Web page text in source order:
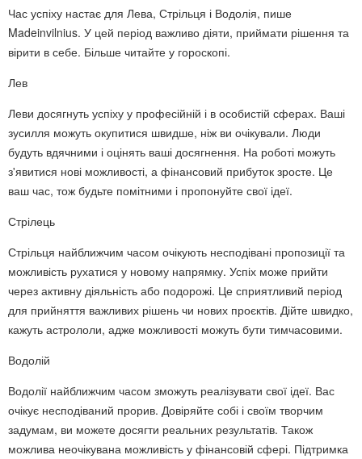
Час успіху настає для Лева, Стрільця і Водолія, пише
Madeinvilnius. У цей період важливо діяти, приймати рішення та
вірити в себе. Більше читайте у гороскопі.
Лев
Леви досягнуть успіху у професійній і в особистій сферах. Ваші
зусилля можуть окупитися швидше, ніж ви очікували. Люди
будуть вдячними і оцінять ваші досягнення. На роботі можуть
з'явитися нові можливості, а фінансовий прибуток зросте. Це
ваш час, тож будьте помітними і пропонуйте свої ідеї.
Стрілець
Стрільця найближчим часом очікують несподівані пропозиції та
можливість рухатися у новому напрямку. Успіх може прийти
через активну діяльність або подорожі. Це сприятливий період
для прийняття важливих рішень чи нових проєктів. Дійте швидко,
кажуть астрололи, адже можливості можуть бути тимчасовими.
Водолій
Водолії найближчим часом зможуть реалізувати свої ідеї. Вас
очікує несподіваний прорив. Довіряйте собі і своїм творчим
задумам, ви можете досягти реальних результатів. Також
можлива неочікувана можливість у фінансовій сфері. Підтримка